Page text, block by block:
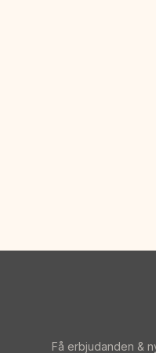
Få erbjudanden &